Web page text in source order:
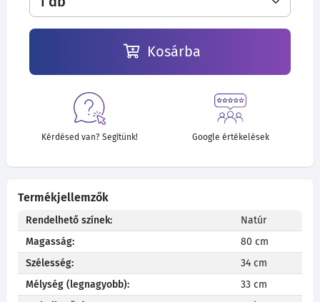
Kosárba
Kérdésed van? Segítünk! Google értékelések
Termékjellemzők
Rendelhető színek:
Natúr
Magasság:
80 cm
Szélesség:
34 cm
Mélység (legnagyobb):
33 cm